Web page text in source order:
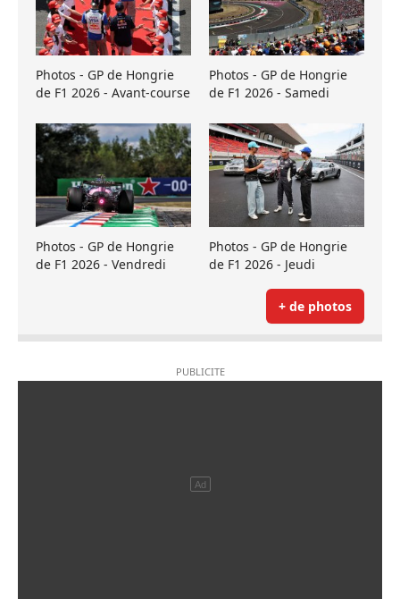
Photos - GP de Hongrie
de F1 2026 - Avant-course
Photos - GP de Hongrie
de F1 2026 - Samedi
Photos - GP de Hongrie
de F1 2026 - Vendredi
Photos - GP de Hongrie
de F1 2026 - Jeudi
+ de photos